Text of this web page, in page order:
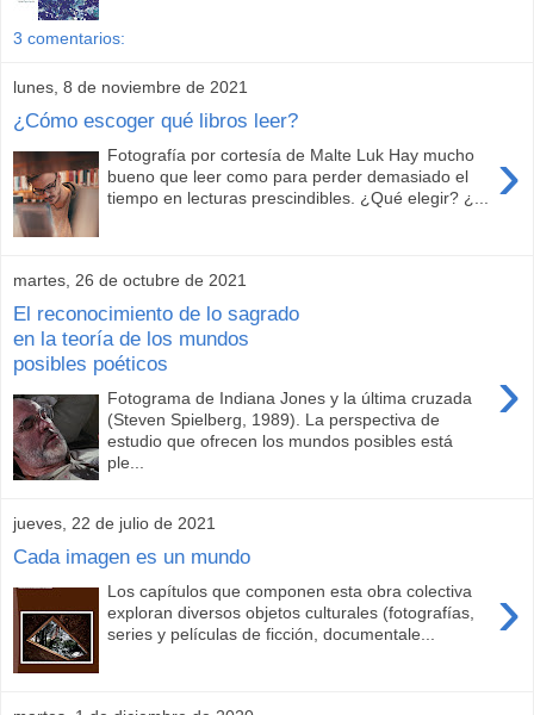
3 comentarios:
lunes, 8 de noviembre de 2021
¿Cómo escoger qué libros leer?
›
Fotografía por cortesía de Malte Luk Hay mucho
bueno que leer como para perder demasiado el
tiempo en lecturas prescindibles. ¿Qué elegir? ¿...
martes, 26 de octubre de 2021
El reconocimiento de lo sagrado
en la teoría de los mundos
posibles poéticos
›
Fotograma de Indiana Jones y la última cruzada
(Steven Spielberg, 1989). La perspectiva de
estudio que ofrecen los mundos posibles está
ple...
jueves, 22 de julio de 2021
Cada imagen es un mundo
›
Los capítulos que componen esta obra colectiva
exploran diversos objetos culturales (fotografías,
series y películas de ficción, documentale...